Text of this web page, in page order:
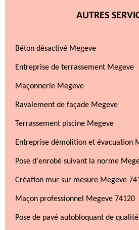
AUTRES
Béton désactivé Megeve
Entreprise de terrassement Megeve
Maçonnerie Megeve
Ravalement de façade Megeve
Terrassement piscine Megeve
Entreprise démolition et évacuation
Pose d'enrobé suivant la norme
Création mur sur mesure Megeve
Maçon professionnel Megeve 74120
Pose de pavé autobloquant de